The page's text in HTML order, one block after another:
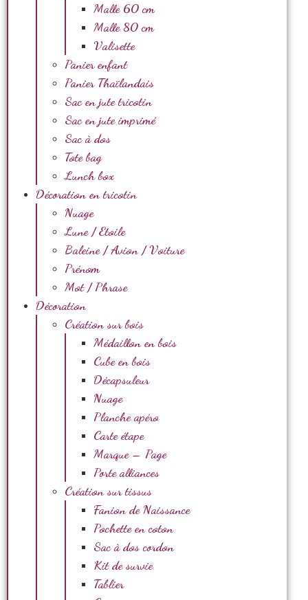
Malle 60 cm
Malle 80 cm
Valisette
Panier enfant
Panier Thaïlandais
Sac en jute tricotin
Sac en jute imprimé
Sac à dos
Tote bag
Lunch box
Décoration en tricotin
Nuage
Lune / Etoile
Baleine / Avion / Voiture
Prénom
Mot / Phrase
Décoration
Création sur bois
Médaillon en bois
Cube en bois
Décapsuleur
Nuage
Planche apéro
Carte étape
Marque – Page
Porte alliances
Création sur tissus
Fanion de Naissance
Pochette en coton
Sac à dos cordon
Kit de survie
Tablier